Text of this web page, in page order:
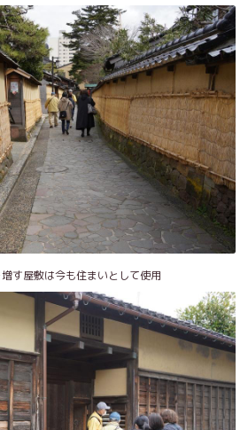
す屋敷は今も住まいとして使用